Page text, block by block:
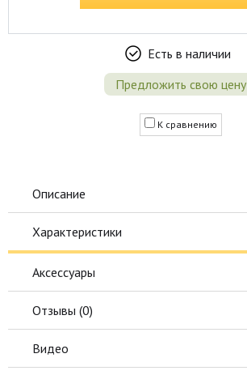
Есть в наличии
Предложить свою цену
К сравнению
Описание
Характеристики
Аксессуары
Отзывы (0)
Видео